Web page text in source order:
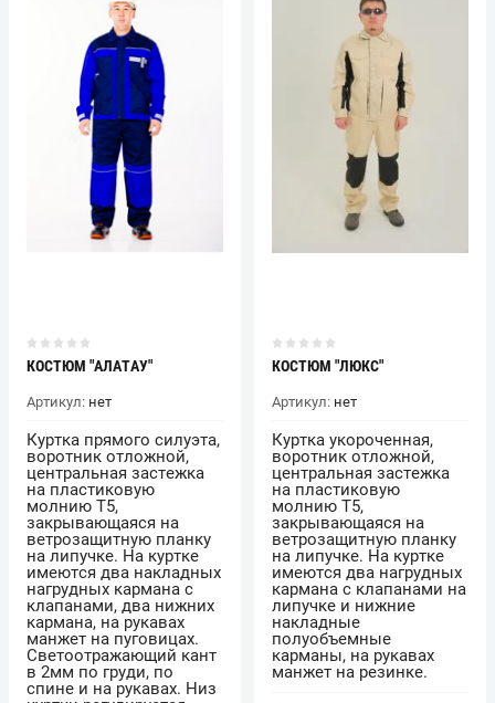
КОСТЮМ "АЛАТАУ"
Артикул: нет
Куртка прямого силуэта,
воротник отложной,
центральная застежка
на пластиковую
молнию Т5,
закрывающаяся на
ветрозащитную планку
на липучке. На куртке
имеются два накладных
нагрудных кармана с
клапанами, два нижних
кармана, на рукавах
манжет на пуговицах.
Светоотражающий кант
в 2мм по груди, по
спине и на рукавах. Низ
КОСТЮМ "ЛЮКС"
Артикул:нет
Куртка укороченная,
воротник отложной,
центральная застежка
на пластиковую
молнию Т5,
закрывающаяся на
ветрозащитную планку
на липучке. На куртке
имеются два нагрудных
кармана с клапанами на
липучке и нижние
накладные
полуобъемные
карманы, на рукавах
манжет на резинке.